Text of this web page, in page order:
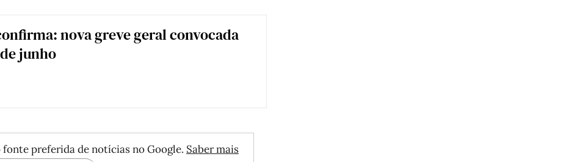
nova greve geral convocada
junho
preferida de notícias no Google. Saber mais